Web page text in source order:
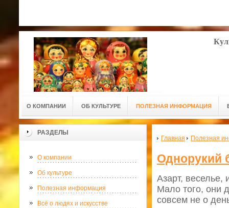
О КОМПАНИИ ОБ КУЛЬТУРЕ ПОЛЕЗНАЯ ИНФОРМАЦИЯ
РАЗДЕЛЫ
О компании
Об культуре
Полезная информация
Всё о людях и искусстве
Главная Полезная
Однорукий
Азарт, веселье,
Мало того, они
совсем не о